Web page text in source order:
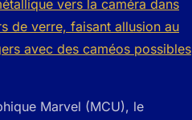
Marvel (MCU), le